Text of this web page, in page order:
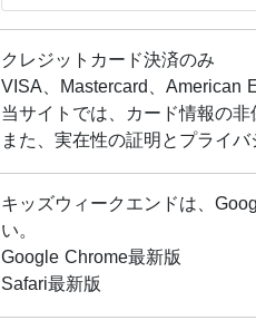
クレジットカード決済のみ
VISA、Mastercard、American
当サイトでは、カード情報の
また、実在性の証明とプライ
キッズウィークエンドは、
い。
Google Chrome最新版
Safari最新版